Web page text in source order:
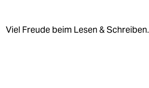
Viel Freude beim Lesen & Schreiben.